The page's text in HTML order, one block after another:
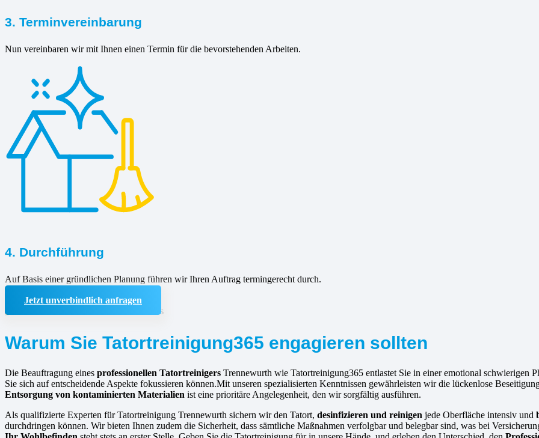
3. Terminvereinbarung
Nun vereinbaren wir mit Ihnen einen Termin für die bevorstehenden Arbeiten.
4. Durchführung
Auf Basis einer gründlichen Planung führen wir Ihren Auftrag termingerecht durch.
Jetzt unverbindlich anfragen
Warum Sie Tatortreinigung365 engagieren sollten
Die Beauftragung eines professionellen Tatortreinigers Trennewurth wie Tatortreinigung365 entlastet Sie in einer emotional schwierigen
Sie sich auf entscheidende Aspekte fokussieren können.Mit unseren spezialisierten Kenntnissen gewährleisten wir die lückenlose
Entsorgung von kontaminierten Materialien ist eine prioritäre Angelegenheit, den wir sorgfältig ausführen.
Als qualifizierte Experten für Tatortreinigung Trennewurth sichern wir den Tatort, desinfizieren und reinigen jede Oberfläche intensiv und
durchdringen können. Wir bieten Ihnen zudem die Sicherheit, dass sämtliche Maßnahmen verfolgbar und belegbar sind, was bei